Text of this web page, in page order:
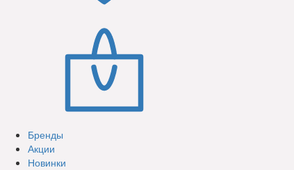
Бренды
Акции
Новинки